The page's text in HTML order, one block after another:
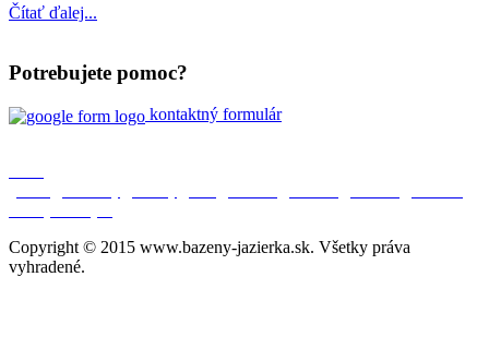
Čítať ďalej...
Potrebujete pomoc?
kontaktný formulár
Copyright © 2015 www.bazeny-jazierka.sk. Všetky práva
vyhradené.